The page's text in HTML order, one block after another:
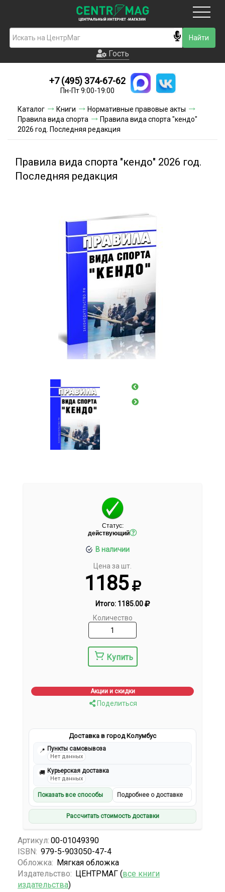
Гость
Новинки
Условия доставки
Условия оплаты
Гость
+7 (495) 374-67-62
Пн-Пт 9:00-19:00
Каталог Книги
Нормативные правовые акты
Правила вида спорта
Правила вида спорта "кендо"
2026 год. Последняя редакция
Правила вида спорта "кендо" 2026 год.
Последняя редакция
Статус:
действующий
В наличии
Цена за шт.
1185
Итого: 1185.00
Количество
Купить
Акции и скидки
Поделиться
Доставка в город Колумбус
📍 Пункты самовывоза
Нет данных
🚚 Курьерская доставка
Нет данных
Показать все способы Подробнее о доставке
Рассчитать стоимость доставки
Артикул: 00-01049390
ISBN: 979-5-903050-47-4
Обложка: Мягкая обложка
Издательство: ЦЕНТРМАГ (все книги
издательства)